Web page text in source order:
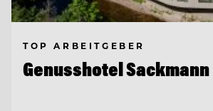
TOP ARBEITGEBER
Genusshotel Sackmann